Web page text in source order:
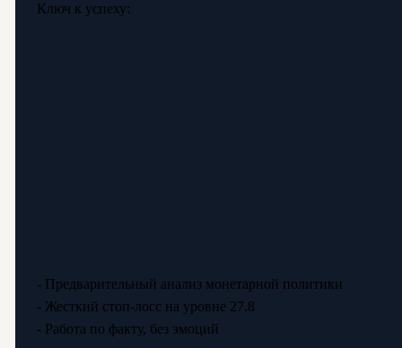
Ключ к успеху:
- Предварительный анализ монетарной политики
- Жесткий стоп-лосс на уровне 27.8
- Работа по факту, без эмоций